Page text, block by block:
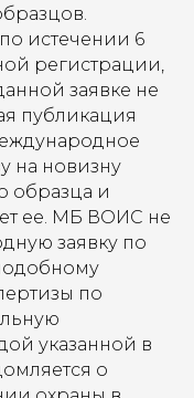
истечении 6
регистрации,
заявке не
публикация
на новизну
образца и
ее. МБ ВОИС не
заявку по
по
указанной в
о